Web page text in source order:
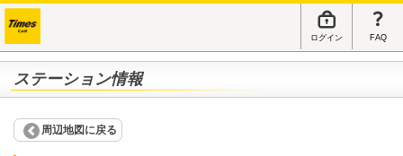
ログイン FAQ
ステーション情報
周辺地図に戻る